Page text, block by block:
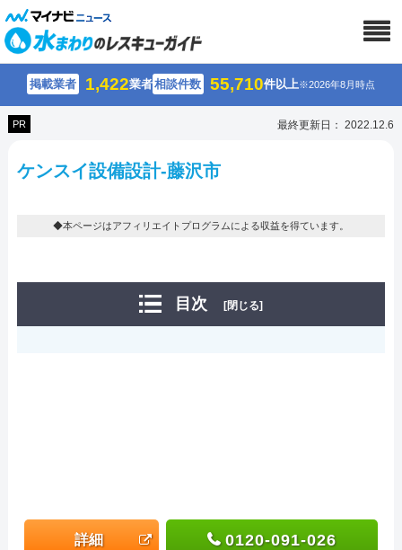
掲載業者 1,422業者相談件数 55,710件以上※2026年8月時点
PR 最終更新日： 2022.12.6
ケンスイ設備設計-藤沢市
◆本ページはアフィリエイトプログラムによる収益を得ています。
目次 [閉じる]
詳細 0120-091-026